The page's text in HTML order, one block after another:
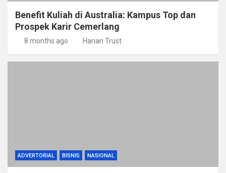
Benefit Kuliah di Australia: Kampus Top dan
Prospek Karir Cemerlang
8 months ago Harian Trust
ADVERTORIAL BISNIS NASIONAL